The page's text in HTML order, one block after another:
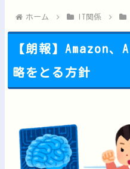
ホーム IT関係
【朗報】Amazon
略をとる方針